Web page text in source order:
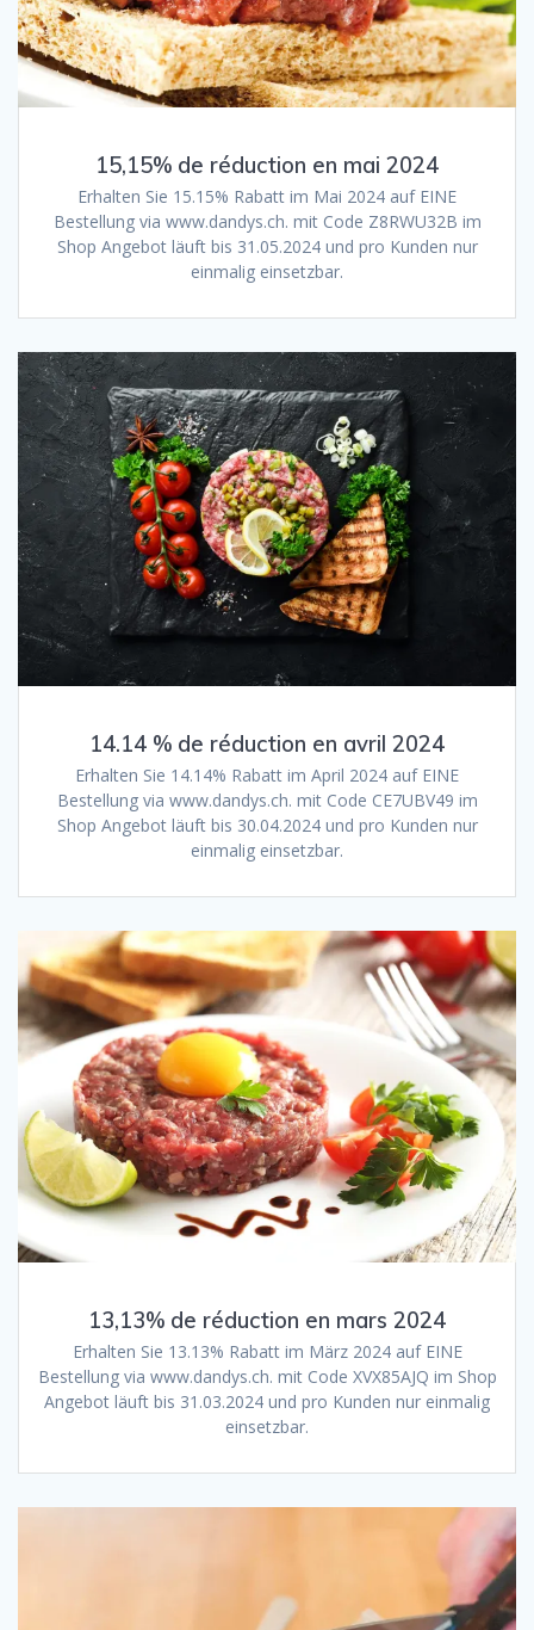
15,15% de réduction en mai 2024
Erhalten Sie 15.15% Rabatt im Mai 2024 auf EINE
Bestellung via www.dandys.ch. mit Code Z8RWU32B im
Shop Angebot läuft bis 31.05.2024 und pro Kunden nur
einmalig einsetzbar.
14.14 % de réduction en avril 2024
Erhalten Sie 14.14% Rabatt im April 2024 auf EINE
Bestellung via www.dandys.ch. mit Code CE7UBV49 im
Shop Angebot läuft bis 30.04.2024 und pro Kunden nur
einmalig einsetzbar.
13,13% de réduction en mars 2024
Erhalten Sie 13.13% Rabatt im März 2024 auf EINE
Bestellung via www.dandys.ch. mit Code XVX85AJQ im Shop
Angebot läuft bis 31.03.2024 und pro Kunden nur einmalig
einsetzbar.